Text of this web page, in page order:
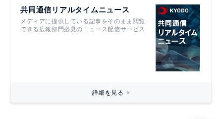
共同通信リアルタイムニュース
メディアに提供している記事をそのまま閲覧
できる広報部門必見のニュース配信サービス
詳細を見る